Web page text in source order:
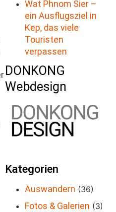
Wat Phnom Sier –
ein Ausflugsziel in
Kep, das viele
Touristen
verpassen
DONKONG
Webdesign
Kategorien
Auswandern (36)
Fotos & Galerien (3)